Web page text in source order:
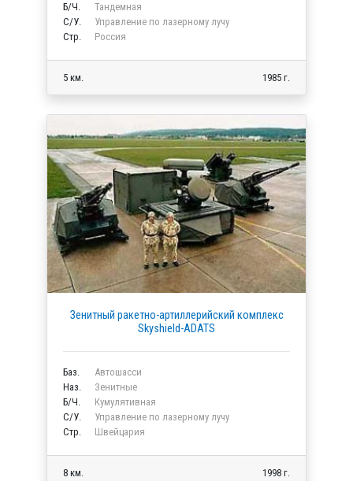
Б/Ч.
Тандемная
C/У.
Управление по лазерному лучу
Стр.
Россия
5 км. 1985 г.
Зенитный ракетно-артиллерийский комплекс
Skyshield-ADATS
Баз.
Автошасси
Наз.
Зенитные
Б/Ч.
Кумулятивная
C/У.
Управление по лазерному лучу
Стр.
Швейцария
8 км. 1998 г.